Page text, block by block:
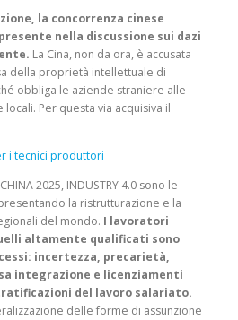
la concorrenza cinese
nella discussione sui dazi
La Cina, non da ora, è accusata
della proprietà intellettuale di
obbliga le aziende straniere alle
Per questa via acquisiva il
i tecnici produttori
2025, INDUSTRY 4.0 sono le
la ristrutturazione e la
del mondo. I lavoratori
altamente qualificati sono
incertezza, precarietà,
integrazione e licenziamenti
del lavoro salariato.
delle forme di assunzione